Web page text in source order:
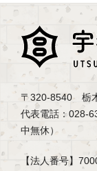
〒320-8540 栃
代表電話：028-
中無休）
【法人番号】